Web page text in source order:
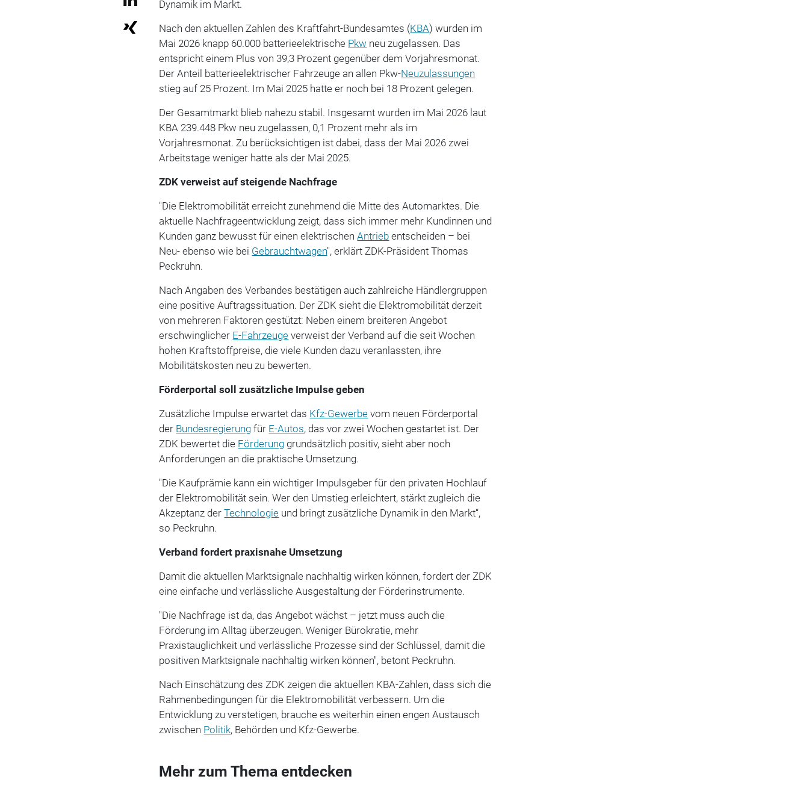
Dynamik im Markt.
Nach den aktuellen Zahlen des Kraftfahrt-Bundesamtes (KBA) wurden im
Mai 2026 knapp 60.000 batterieelektrische Pkw neu zugelassen. Das
entspricht einem Plus von 39,3 Prozent gegenüber dem Vorjahresmonat.
Der Anteil batterieelektrischer Fahrzeuge an allen Pkw-Neuzulassungen
stieg auf 25 Prozent. Im Mai 2025 hatte er noch bei 18 Prozent gelegen.
Der Gesamtmarkt blieb nahezu stabil. Insgesamt wurden im Mai 2026 laut
KBA 239.448 Pkw neu zugelassen, 0,1 Prozent mehr als im
Vorjahresmonat. Zu berücksichtigen ist dabei, dass der Mai 2026 zwei
Arbeitstage weniger hatte als der Mai 2025.
ZDK verweist auf steigende Nachfrage
"Die Elektromobilität erreicht zunehmend die Mitte des Automarktes. Die
aktuelle Nachfrageentwicklung zeigt, dass sich immer mehr Kundinnen und
Kunden ganz bewusst für einen elektrischenAntrieb entscheiden – bei
Neu- ebenso wie bei Gebrauchtwagen", erklärt ZDK-Präsident Thomas
Peckruhn.
Nach Angaben des Verbandes bestätigen auch zahlreiche Händlergruppen
eine positive Auftragssituation. Der ZDK sieht die Elektromobilität derzeit
von mehreren Faktoren gestützt: Neben einem breiteren Angebot
erschwinglicher E-Fahrzeuge verweist der Verband auf die seit Wochen
hohen Kraftstoffpreise, die viele Kunden dazu veranlassten, ihre
Mobilitätskosten neu zu bewerten.
Förderportal soll zusätzliche Impulse geben
Zusätzliche Impulse erwartet das Kfz-Gewerbe vom neuen Förderportal
der Bundesregierung für E-Autos, das vor zwei Wochen gestartet ist. Der
ZDK bewertet die Förderung grundsätzlich positiv, sieht aber noch
Anforderungen an die praktische Umsetzung.
"Die Kaufprämie kann ein wichtiger Impulsgeber für den privaten Hochlauf
der Elektromobilität sein. Wer den Umstieg erleichtert, stärkt zugleich die
Akzeptanz derTechnologie und bringt zusätzliche Dynamik in den Markt“,
so Peckruhn.
Verband fordert praxisnahe Umsetzung
Damit die aktuellen Marktsignale nachhaltig wirken können, fordert der ZDK
eine einfache und verlässliche Ausgestaltung der Förderinstrumente.
"Die Nachfrage ist da, das Angebot wächst – jetzt muss auch die
Förderung im Alltag überzeugen. Weniger Bürokratie, mehr
Praxistauglichkeit und verlässliche Prozesse sind der Schlüssel, damit die
positiven Marktsignale nachhaltig wirken können", betont Peckruhn.
Nach Einschätzung des ZDK zeigen die aktuellen KBA-Zahlen, dass sich die
Rahmenbedingungen für die Elektromobilität verbessern. Um die
Entwicklung zu verstetigen, brauche es weiterhin einen engen Austausch
zwischen Politik, Behörden und Kfz-Gewerbe.
Mehr zum Thema entdecken